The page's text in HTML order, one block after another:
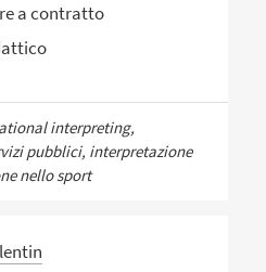
a contratto
interpreting,
pubblici, interpretazione
nello sport